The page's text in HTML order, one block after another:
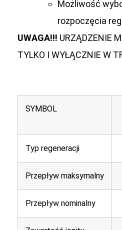
Możliwość
rozpoczęcia
UWAGA!!! URZĄDZENIE
TYLKO I WYŁĄCZNIE W
SYMBOL
Typ regeneracji
Przepływ maksymalny
Przepływ nominalny